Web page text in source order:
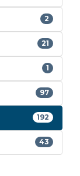
2
21
1
97
192
43